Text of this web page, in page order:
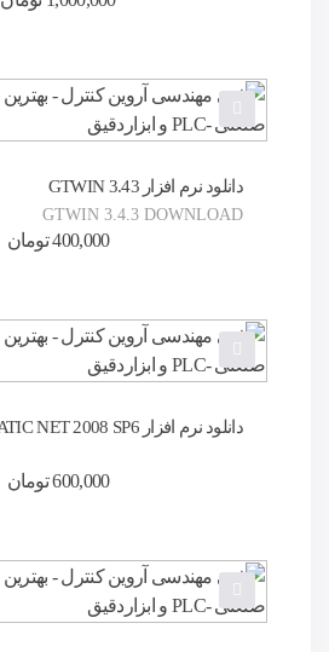
دانلود نرم افزار GTWIN 3.43
GTWIN 3.4.3 DOWNLOAD
400,000تومان
دانلود نرم افزار SIMATIC NET 2008 SP6
600,000تومان